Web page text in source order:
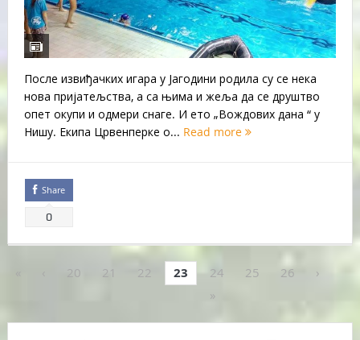
После извиђачких игара у Јагодини родила су се нека
нова пријатељства, а са њима и жеља да се друштво
опет окупи и одмери снаге. И ето „Вождових дана “ у
Нишу. Екипа Црвенперке о... Read more
Share
0
20 21 22 23 24 25 26
›
»